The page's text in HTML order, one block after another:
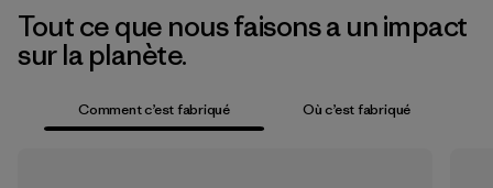
Tout ce que nous faisons a un impact
sur la planète.
Comment c’est fabriqué Où c’est fabriqué